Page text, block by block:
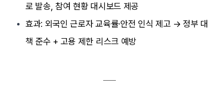
로 발송, 참여 현황 대시보드 제공
효과: 외국인 근로자 교육률·안전 인식 제고 → 정부 대
책 준수 + 고용 제한 리스크 예방